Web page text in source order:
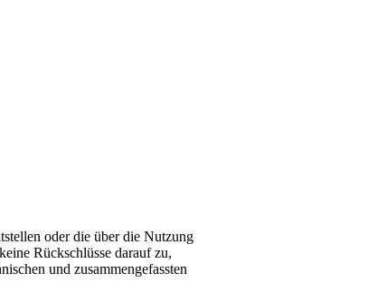
oder die über die Nutzung
Rückschlüsse darauf zu,
und zusammengefassten